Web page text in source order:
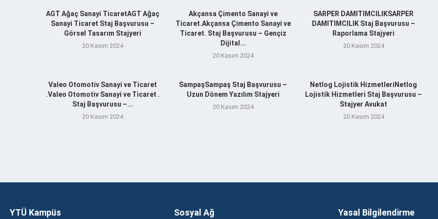
AGT Ağaç Sanayi TicaretAGT Ağaç
Sanayi Ticaret Staj Başvurusu –
Görsel Tasarım Stajyeri
20 Kasım 2024
Akçansa Çimento Sanayi ve
Ticaret.Akçansa Çimento Sanayi ve
Ticaret. Staj Başvurusu – Gençiz
Dijital...
20 Kasım 2024
SARPER DAMITIMCILIKSARPER
DAMITIMCILIK Staj Başvurusu –
Raporlama Stajyeri
20 Kasım 2024
Valeo Otomotiv Sanayi ve Ticaret
.Valeo Otomotiv Sanayi ve Ticaret .
Staj Başvurusu –...
20 Kasım 2024
SampaşSampaş Staj Başvurusu –
Uzun Dönem Yazılım Stajyeri
20 Kasım 2024
Netlog Lojistik HizmetleriNetlog
Lojistik Hizmetleri Staj Başvurusu –
Stajyer Avukat
20 Kasım 2024
YTÜ Kampüs Sosyal Ağ Yasal Bilgilendirme